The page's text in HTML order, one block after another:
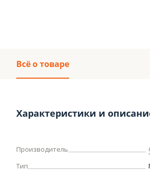
Всё о товаре
Характеристики и
Производитель
Тип